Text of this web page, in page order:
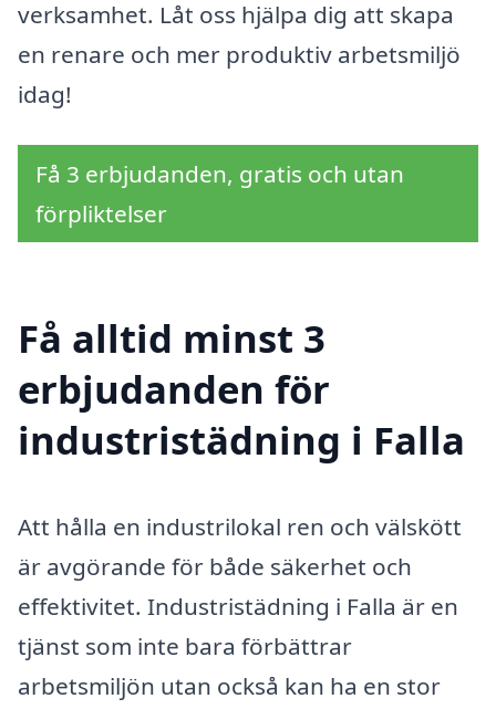
verksamhet. Låt oss hjälpa dig att skapa
en renare och mer produktiv arbetsmiljö
idag!
Få 3 erbjudanden, gratis och utan
förpliktelser
Få alltid minst 3
erbjudanden för
industristädning i Falla
Att hålla en industrilokal ren och välskött
är avgörande för både säkerhet och
effektivitet. Industristädning i Falla är en
tjänst som inte bara förbättrar
arbetsmiljön utan också kan ha en stor